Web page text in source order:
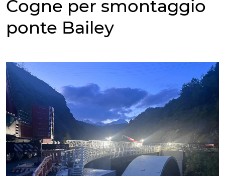
Cogne per smontaggio
ponte Bailey